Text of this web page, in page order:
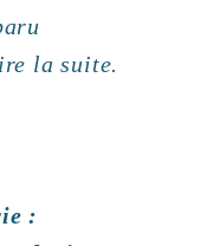
la suite.
: